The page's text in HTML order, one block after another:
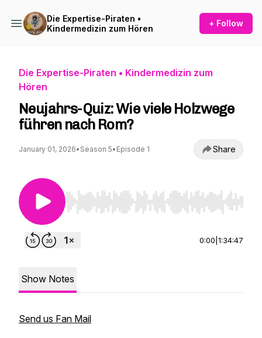
Die Expertise-Piraten •
Kindermedizin zum Hören
+ Follow
Die Expertise-Piraten • Kindermedizin zum
Hören
Neujahrs-Quiz: Wie viele Holzwege
führen nach Rom?
January 01, 2026• Season 5• Episode 1 Share
Use Left/Right to seek, Home/End to jump to
0:00 1:34:47
Show Notes
Send us Fan Mail